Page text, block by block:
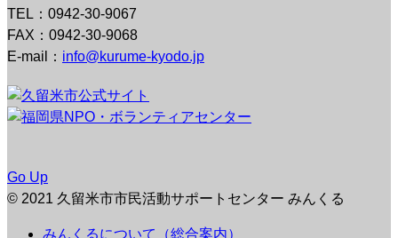
TEL：0942-30-9067
FAX：0942-30-9068
E-mail： info@kurume-kyodo.jp
Go Up
© 2021 久留米市市民活動サポートセンター みんくる
みんくるについて（総合案内）